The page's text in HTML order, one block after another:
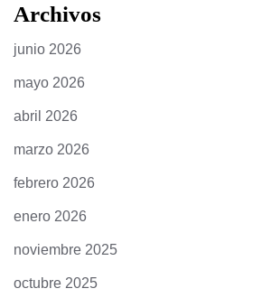
Archivos
junio 2026
mayo 2026
abril 2026
marzo 2026
febrero 2026
enero 2026
noviembre 2025
octubre 2025